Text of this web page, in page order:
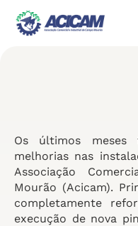
Os últimos
melhorias nas
Associação
Mourão (Acicam).
completamente
execução de nova